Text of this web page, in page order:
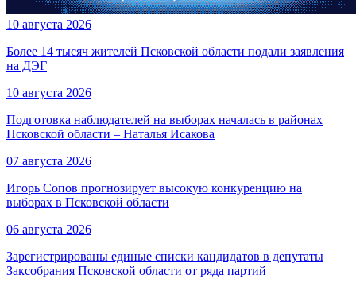
10 августа 2026
Более 14 тысяч жителей Псковской области подали заявления
на ДЭГ
10 августа 2026
Подготовка наблюдателей на выборах началась в районах
Псковской области – Наталья Исакова
07 августа 2026
Игорь Сопов прогнозирует высокую конкуренцию на
выборах в Псковской области
06 августа 2026
Зарегистрированы единые списки кандидатов в депутаты
Заксобрания Псковской области от ряда партий